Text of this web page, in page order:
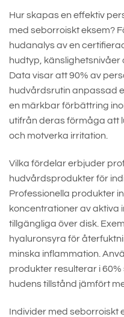
Hur skapas en effektiv
med seborroiskt eksem?
hudanalys av en
hudtyp, känslighetsnivåer
Data visar att 90% av
hudvårdsrutin anpassad
en märkbar förbättring
utifrån deras förmåga att
och motverka irritation.
Vilka fördelar erbjuder
hudvårdsprodukter för
Professionella produkter
koncentrationer av aktiva
tillgängliga över disk.
hyaluronsyra för
minska inflammation.
produkter resulterar i
hudens tillstånd jämfört
Individer med seborroiskt